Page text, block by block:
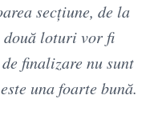
secțiune, de la
două loturi vor fi
finalizare nu sunt
una foarte bună.